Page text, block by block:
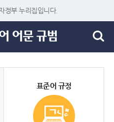
정부 누리집입니다.
표준어 규정